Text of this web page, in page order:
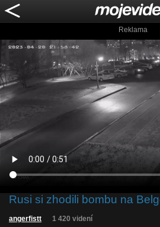
Reklama
Rusi si zhodili bombu na
angerfistt 1 420 videní